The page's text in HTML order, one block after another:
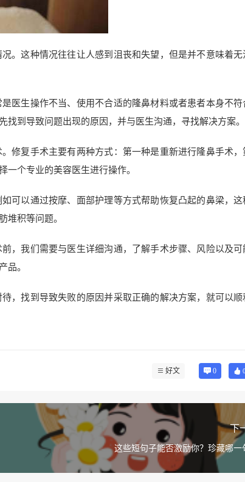
。这种情况往往让人感到沮丧和失望，但是并不意味着无
医生操作不当、使用不合适的隆鼻材料或者患者本身不符
到导致问题出现的原因，并与医生沟通，寻找解决方案。
修复手术主要有两种方式：第一种是重新进行隆鼻手术，
一个专业的美容医生进行操作。
可以通过按摩、面部护理等方式帮助恢复凸起的鼻梁，这
堆积等问题。
，我们需要与医生详细沟通，了解手术步骤、风险以及可
品。
，找到导致失败的原因并采取正确的解决方案，就可以顺
好文 0 0
下
这些短句子能否激励你？珍藏哪一